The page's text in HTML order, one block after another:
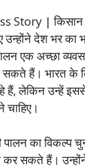
Story | किसान
उन्होंने देश भर का
एक अच्छा
सकते हैं। भारत के
हैं, लेकिन उन्हें
का विकल्प
कर सकते हैं।